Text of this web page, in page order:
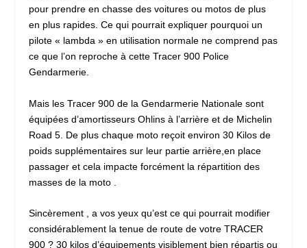
pour prendre en chasse des voitures ou motos de plus
en plus rapides. Ce qui pourrait expliquer pourquoi un
pilote « lambda » en utilisation normale ne comprend pas
ce que l’on reproche à cette Tracer 900 Police
Gendarmerie.
Mais les Tracer 900 de la Gendarmerie Nationale sont
équipées d’amortisseurs Ohlins à l’arrière et de Michelin
Road 5. De plus chaque moto reçoit environ 30 Kilos de
poids supplémentaires sur leur partie arrière,en place
passager et cela impacte forcément la répartition des
masses de la moto .
Sincèrement , a vos yeux qu’est ce qui pourrait modifier
considérablement la tenue de route de votre TRACER
900 ? 30 kilos d’équipements visiblement bien répartis ou